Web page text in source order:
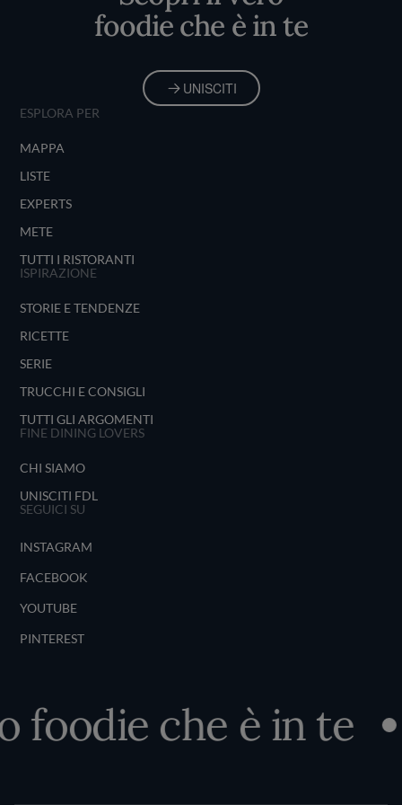
foodie che è in te
UNISCITI
ESPLORA PER
MAPPA
LISTE
EXPERTS
METE
TUTTI I RISTORANTI
ISPIRAZIONE
STORIE E TENDENZE
RICETTE
SERIE
TRUCCHI E CONSIGLI
TUTTI GLI ARGOMENTI
FINE DINING LOVERS
CHI SIAMO
UNISCITI FDL
SEGUICI SU
INSTAGRAM
FACEBOOK
YOUTUBE
PINTEREST
che è in te